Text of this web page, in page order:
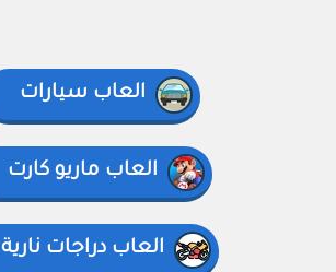
العاب سيارات
العاب ماريو كارت
العاب دراجات نارية